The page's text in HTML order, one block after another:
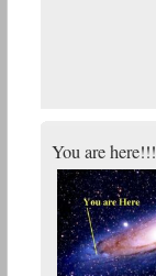
You are here!!!